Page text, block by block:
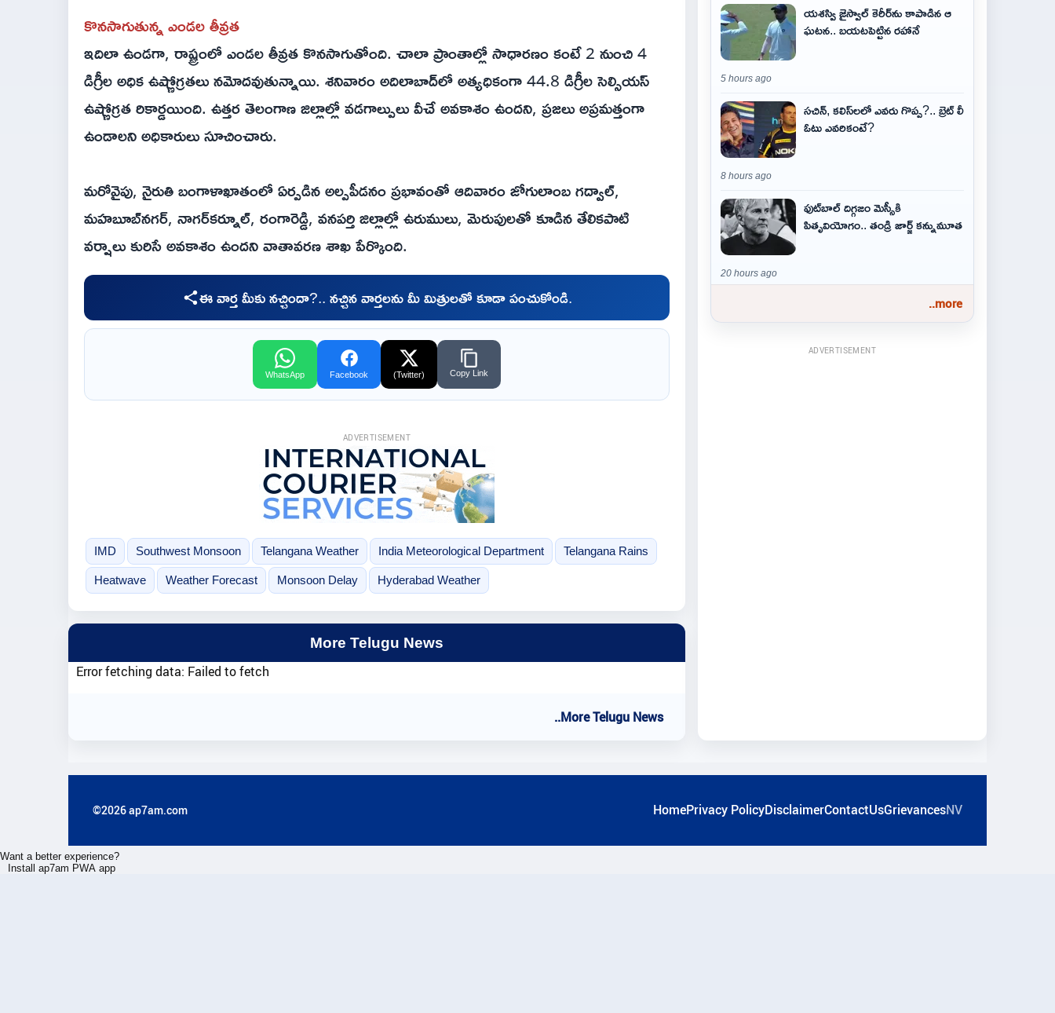
కొనసాగుతున్న ఎండల తీవ్రత
ఇదిలా ఉండగా, రాష్ట్రంలో ఎండల తీవ్రత కొనసాగుతోంది. చాలా ప్రాంతాల్లో సాధారణం కంటే 2 నుంచి 4
డిగ్రీల అధిక ఉష్ణోగ్రతలు నమోదవుతున్నాయి. శనివారం అదిలాబాద్‌లో అత్యధికంగా 44.8 డిగ్రీల సెల్సియస్
ఉష్ణోగ్రత రికార్డయింది. ఉత్తర తెలంగాణ జిల్లాల్లో వడగాల్పులు వీచే అవకాశం ఉందని, ప్రజలు అప్రమత్తంగా
ఉండాలని అధికారులు సూచించారు.
మరోవైపు, నైరుతి బంగాళాఖాతంలో ఏర్పడిన అల్పపీడనం ప్రభావంతో ఆదివారం జోగులాంబ గద్వాల్,
మహబూబ్‌నగర్, నాగర్‌కర్నూల్, రంగారెడ్డి, వనపర్తి జిల్లాల్లో ఉరుములు, మెరుపులతో కూడిన తేలికపాటి
వర్షాలు కురిసే అవకాశం ఉందని వాతావరణ శాఖ పేర్కొంది.
ఈ వార్త మీకు నచ్చిందా?.. నచ్చిన వార్తలను మీ మిత్రులతో కూడా పంచుకోండి.
WhatsApp Facebook (Twitter) Copy Link
ADVERTISEMENT
IMD Southwest Monsoon Telangana Weather India Meteorological Department Telangana Rains
Heatwave Weather Forecast Monsoon Delay Hyderabad Weather
More Telugu News
Error fetching data: Failed to fetch
..More Telugu News
యశస్వి జైస్వాల్ కెరీర్‌ను కాపాడిన ఆ
ఘటన.. బయటపెట్టిన రహానే
5 hours ago
సచిన్, కలిస్‌లలో ఎవరు గొప్ప?.. బ్రెట్ లీ
ఓటు ఎవరికంటే?
8 hours ago
ఫుట్‌బాల్ దిగ్గజం మెస్సీకి
పితృవియోగం.. తండ్రి జార్జ్ కన్నుమూత
20 hours ago
..more
ADVERTISEMENT
©2026 ap7am.com HomePrivacy PolicyDisclaimerContactUsGrievancesNV
Want a better experience?
Install ap7am PWA app